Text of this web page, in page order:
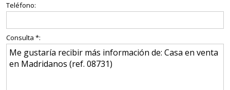
Teléfono:
Consulta *: